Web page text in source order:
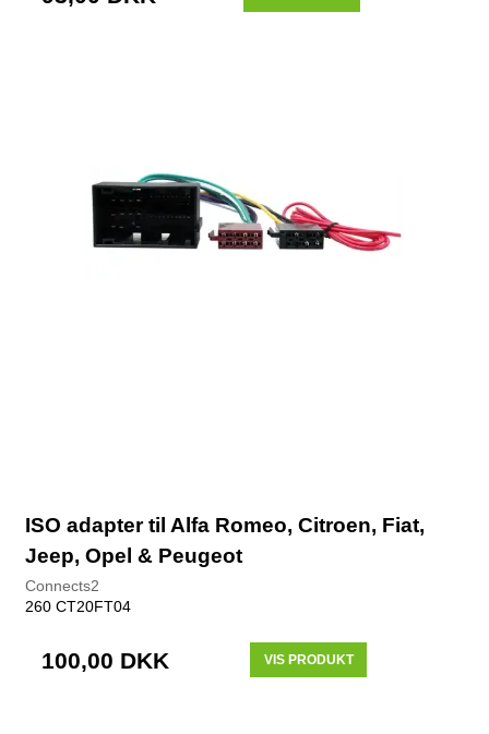
ISO adapter til Alfa Romeo, Citroen, Fiat,
Jeep, Opel & Peugeot
Connects2
260 CT20FT04
100,00 DKK VIS PRODUKT